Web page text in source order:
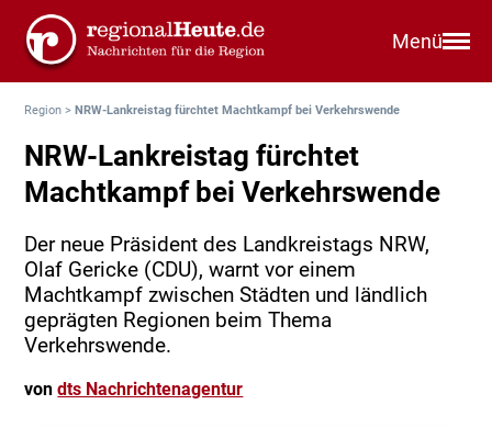
Menü
Region >NRW-Lankreistag fürchtet Machtkampf bei Verkehrswende
NRW-Lankreistag fürchtet
Machtkampf bei Verkehrswende
Der neue Präsident des Landkreistags NRW,
Olaf Gericke (CDU), warnt vor einem
Machtkampf zwischen Städten und ländlich
geprägten Regionen beim Thema
Verkehrswende.
vondts Nachrichtenagentur